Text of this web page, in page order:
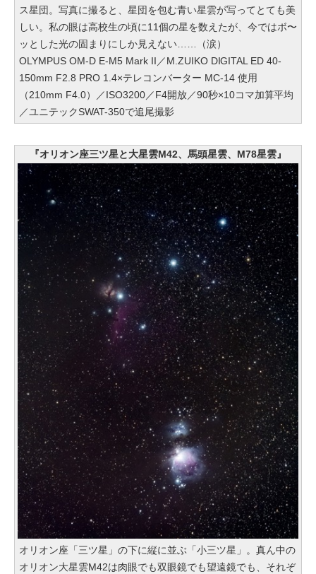
ス星団。写真に撮ると、星団を包む青い星雲が写ってとても美
しい。私の眼は高校生の頃に11個の星を数えたが、今ではボ〜
ッとした光の固まりにしか見えない……（涙）
OLYMPUS OM-D E-M5 Mark II／M.ZUIKO DIGITAL ED 40-
150mm F2.8 PRO 1.4×テレコンバーター MC-14 使用
（210mm F4.0）／ISO3200／F4開放／90秒×10コマ加算平均
／ユニテックSWAT-350で追尾撮影
『オリオン座三ツ星と大星雲M42、馬頭星雲、M78星雲』
オリオン座「三ツ星」の下に縦に並ぶ「小三ツ星」。真ん中の
オリオン大星雲M42は肉眼でも双眼鏡でも望遠鏡でも、それぞ